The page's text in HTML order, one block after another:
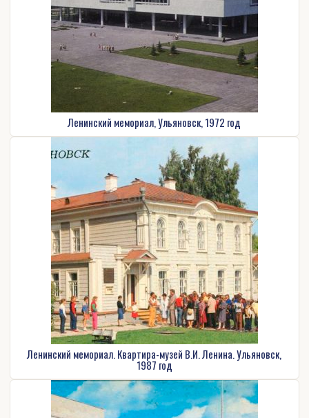
Ленинский мемориал, Ульяновск, 1972 год
Ленинский мемориал. Квартира-музей В.И. Ленина. Ульяновск,
1987 год